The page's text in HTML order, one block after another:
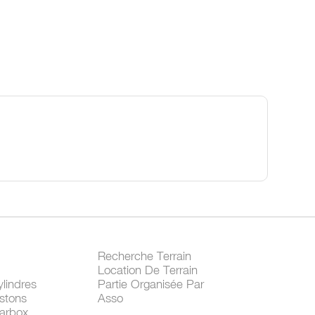
Recherche Terrain
Location De Terrain
Partie Organisée Par
Asso